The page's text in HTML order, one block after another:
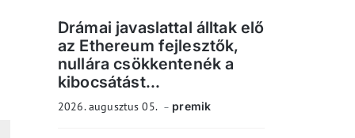
Drámai javaslattal álltak elő
az Ethereum fejlesztők,
nullára csökkentenék a
kibocsátást...
2026. augusztus 05. premik